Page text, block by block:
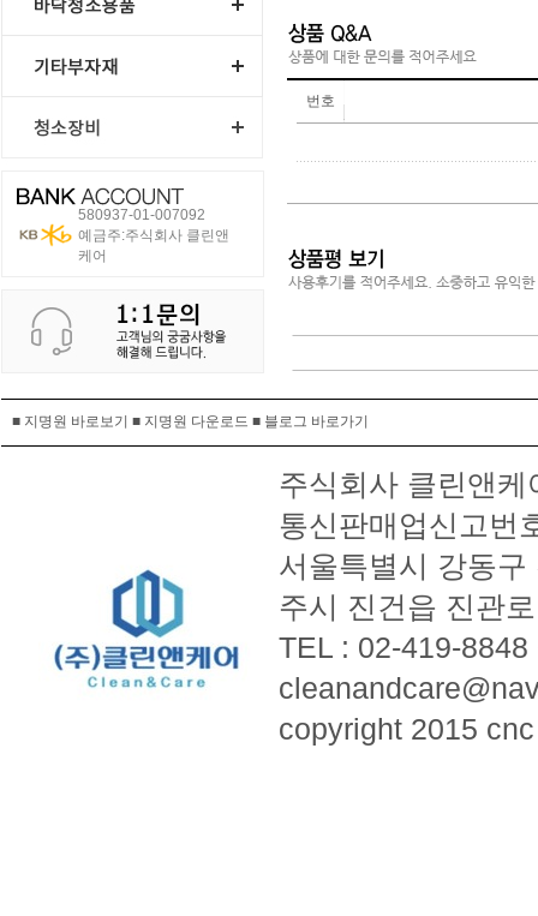
580937-01-007092
예금주:주식회사 클린앤
케어
번호
■ 지명원 바로보기 ■ 지명원 다운로드 ■ 블로그 바로가기
주식회사 클린앤
통신판매업신고번
서울특별시 강동
주시 진건읍 진관
TEL : 02-419-
copyright 2015